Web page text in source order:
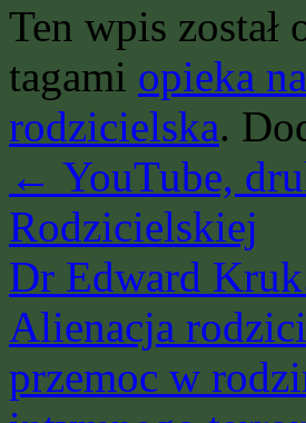
Ten wpis
tagami opieka
rodzicielska.
← YouTube,
Rodzicielskiej
Dr Edward
Alienacja
przemoc w